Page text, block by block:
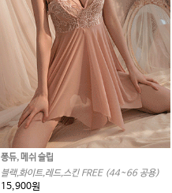
퐁듀, 메쉬 슬립
블랙,화이트,레드,스킨 FREE (44~66 공용)
15,900원